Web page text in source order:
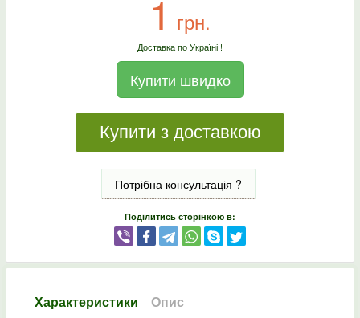
1 грн.
Доставка по Україні !
Купити швидко
Купити з доставкою
Потрібна консультація ?
Поділитись сторінкою в:
Характеристики Опис